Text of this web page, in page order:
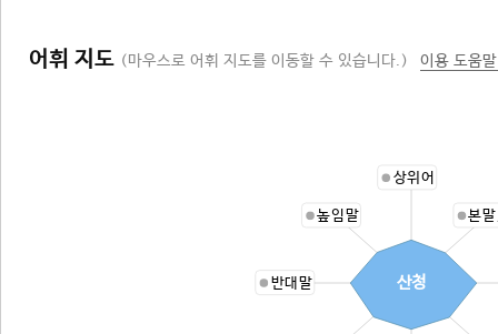
어휘 지도 (마우스로 어휘 지도를 이동할 수 있습니다.) 이용 도움
상위어
본
반대말
높임말
산청